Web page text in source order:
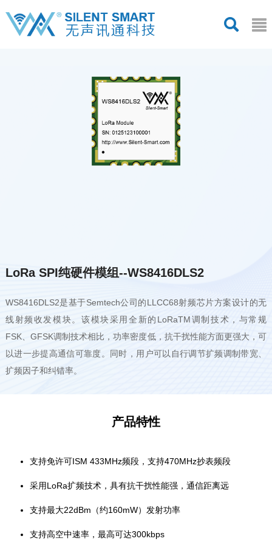
LoRa SPI纯硬件模组--WS8416DLS2
WS8416DLS2是基于Semtech公司的LLCC68射频芯片方案设计的无
线射频收发模块。该模块采用全新的LoRaTM调制技术，与常规
FSK、GFSK调制技术相比，功率密度低，抗干扰性能方面更强大，可
以进一步提高通信可靠度。同时，用户可以自行调节扩频调制带宽、
扩频因子和纠错率。
产品特性
支持免许可ISM 433MHz频段，支持470MHz抄表频段
采用LoRa扩频技术，具有抗干扰性能强，通信距离远
支持最大22dBm（约160mW）发射功率
支持高空中速率，最高可达300kbps